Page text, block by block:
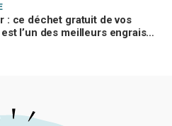
: ce déchet gratuit de vos
l’un des meilleurs engrais